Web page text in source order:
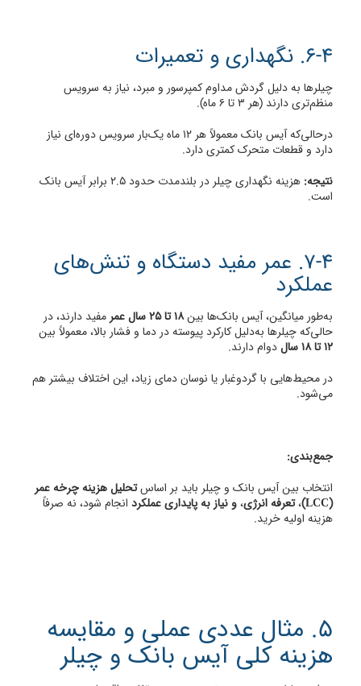
6-4. نگهداری و تعمیرات
چیلرها به دلیل گردش مداوم کمپرسور و مبرد، نیاز به سرویس
منظم‌تری دارند (هر ۳ تا ۶ ماه).
درحالی‌که آیس بانک معمولاً هر ۱۲ ماه یک‌بار سرویس دوره‌ای نیاز
دارد و قطعات متحرک کمتری دارد.
نتیجه:
هزینه نگهداری چیلر در بلندمدت حدود ۲.۵ برابر آیس بانک
است.
7-4. عمر مفید دستگاه و تنش‌های
عملکرد
به‌طور میانگین، آیس بانک‌ها بین۱۸ تا ۲۵ سال عمر
مفید دارند، در
حالی‌که چیلرها به‌دلیل کارکرد پیوسته در دما و فشار بالا، معمولاً بین
۱۲ تا ۱۸ سال
دوام دارند.
در محیط‌هایی با گردوغبار یا نوسان دمای زیاد، این اختلاف بیشتر هم
می‌شود.
جمع‌بندی:
انتخاب بین آیس بانک و چیلر باید بر اساستحلیل هزینه چرخه عمر
(LCC)
،تعرفه انرژی،و نیاز به پایداری عملکرد انجام شود، نه صرفاً
هزینه اولیه خرید.
5. مثال عددی عملی و مقایسه
هزینه کلی آیس بانک و چیلر